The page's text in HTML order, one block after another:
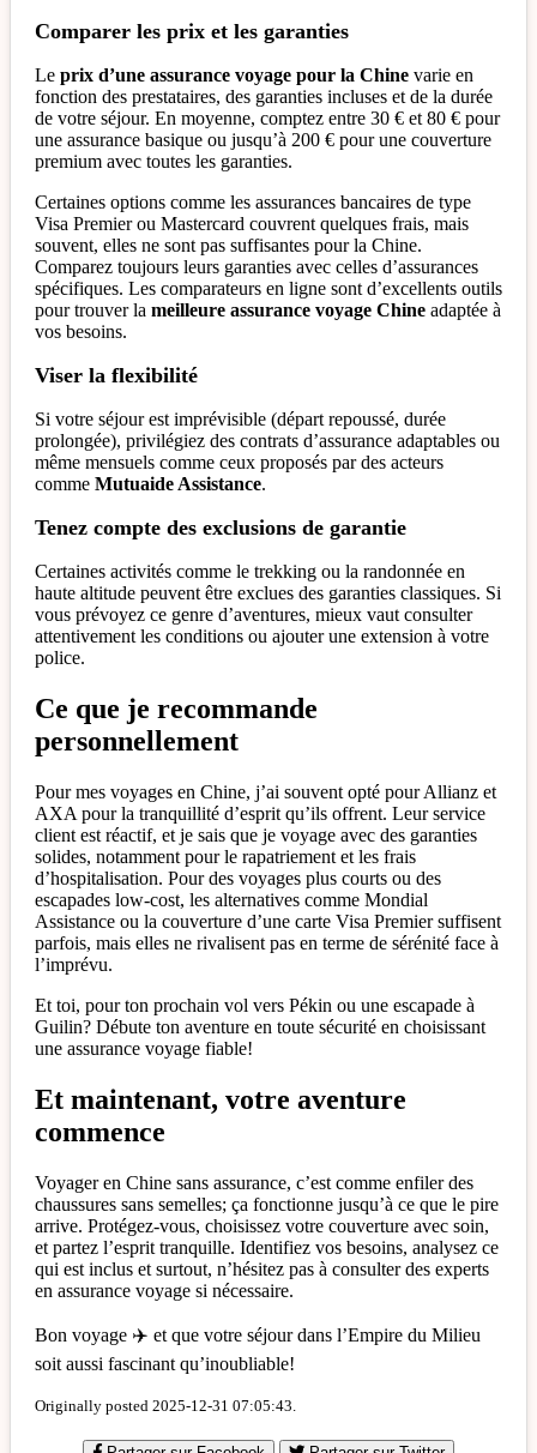
Comparer les prix et les garanties
Le prix d’une assurance voyage pour la Chine varie en
fonction des prestataires, des garanties incluses et de la durée
de votre séjour. En moyenne, comptez entre 30 € et 80 € pour
une assurance basique ou jusqu’à 200 € pour une couverture
premium avec toutes les garanties.
Certaines options comme les assurances bancaires de type
Visa Premier ou Mastercard couvrent quelques frais, mais
souvent, elles ne sont pas suffisantes pour la Chine.
Comparez toujours leurs garanties avec celles d’assurances
spécifiques. Les comparateurs en ligne sont d’excellents outils
pour trouver la meilleure assurance voyage Chine adaptée à
vos besoins.
Viser la flexibilité
Si votre séjour est imprévisible (départ repoussé, durée
prolongée), privilégiez des contrats d’assurance adaptables ou
même mensuels comme ceux proposés par des acteurs
comme Mutuaide Assistance.
Tenez compte des exclusions de garantie
Certaines activités comme le trekking ou la randonnée en
haute altitude peuvent être exclues des garanties classiques. Si
vous prévoyez ce genre d’aventures, mieux vaut consulter
attentivement les conditions ou ajouter une extension à votre
police.
Ce que je recommande
personnellement
Pour mes voyages en Chine, j’ai souvent opté pour Allianz et
AXA pour la tranquillité d’esprit qu’ils offrent. Leur service
client est réactif, et je sais que je voyage avec des garanties
solides, notamment pour le rapatriement et les frais
d’hospitalisation. Pour des voyages plus courts ou des
escapades low-cost, les alternatives comme Mondial
Assistance ou la couverture d’une carte Visa Premier suffisent
parfois, mais elles ne rivalisent pas en terme de sérénité face à
l’imprévu.
Et toi, pour ton prochain vol vers Pékin ou une escapade à
Guilin? Débute ton aventure en toute sécurité en choisissant
une assurance voyage fiable!
Et maintenant, votre aventure
commence
Voyager en Chine sans assurance, c’est comme enfiler des
chaussures sans semelles; ça fonctionne jusqu’à ce que le pire
arrive. Protégez-vous, choisissez votre couverture avec soin,
et partez l’esprit tranquille. Identifiez vos besoins, analysez ce
qui est inclus et surtout, n’hésitez pas à consulter des experts
en assurance voyage si nécessaire.
Bon voyage ✈️ et que votre séjour dans l’Empire du Milieu
soit aussi fascinant qu’inoubliable!
Originally posted 2025-12-31 07:05:43.